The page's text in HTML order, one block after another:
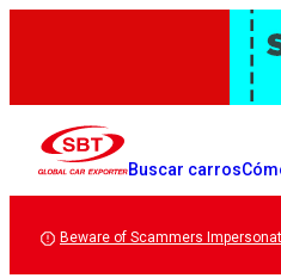
Buscar carros
Beware of Scammers